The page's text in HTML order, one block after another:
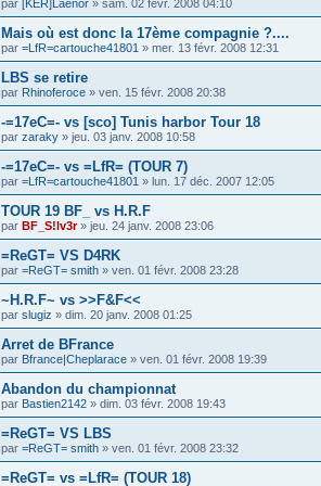
par [KER]Laenor » sam. 02 févr. 2008 04:10
Mais où est donc la 17ème compagnie ?....
par =LfR=cartouche41801 » mer. 13 févr. 2008 12:31
LBS se retire
par Rhinoferoce » ven. 15 févr. 2008 20:38
-=17eC=- vs [sco] Tunis harbor Tour 18
par zaraky » jeu. 03 janv. 2008 10:58
-=17eC=- vs =LfR= (TOUR 7)
par =LfR=cartouche41801 » lun. 17 déc. 2007 12:05
TOUR 19 BF_ vs H.R.F
par BF_S!lv3r» jeu. 24 janv. 2008 23:06
=ReGT= VS D4RK
par =ReGT= smith » ven. 01 févr. 2008 23:28
~H.R.F~ vs >>F&F<<
par slugiz » dim. 20 janv. 2008 01:25
Arret de BFrance
par Bfrance|Cheplarace » ven. 01 févr. 2008 19:39
Abandon du championnat
par Bastien2142 » dim. 03 févr. 2008 19:43
=ReGT= VS LBS
par =ReGT= smith » ven. 01 févr. 2008 23:32
=ReGT= vs =LfR= (TOUR 18)